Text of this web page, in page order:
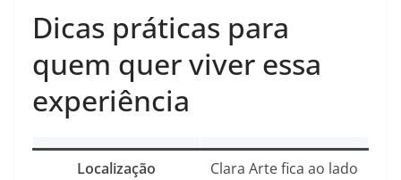
Dicas práticas para
quem quer viver essa
experiência
Localização
Clara Arte fica ao lado